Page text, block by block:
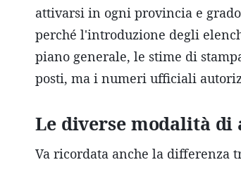
attivarsi in ogni provincia e
perché l'introduzione degli
piano generale, le stime di
posti, ma i numeri ufficiali
Le diverse modalità di
Va ricordata anche la differenza